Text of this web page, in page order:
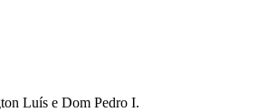
Luís e Dom Pedro I.